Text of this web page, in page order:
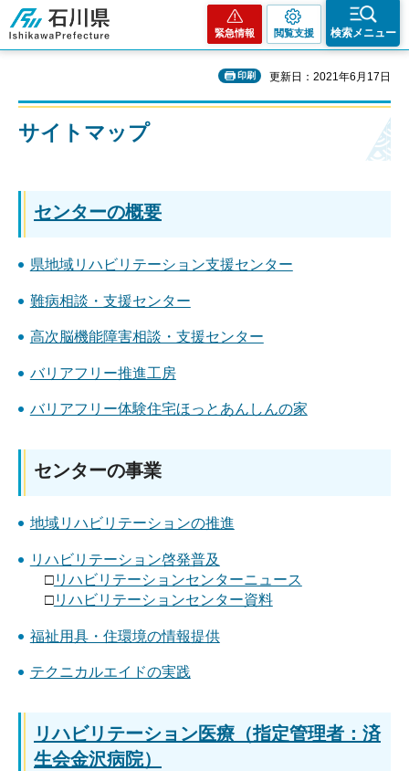
石川県
緊急情報 閲覧支援 検索メニュー
印刷 更新日：2021年6月17日
サイトマップ
センターの概要
県地域リハビリテーション支援センター
難病相談・支援センター
高次脳機能障害相談・支援センター
バリアフリー推進工房
バリアフリー体験住宅ほっとあんしんの家
センターの事業
地域リハビリテーションの推進
リハビリテーション啓発普及
□リハビリテーションセンターニュース
□リハビリテーションセンター資料
福祉用具・住環境の情報提供
テクニカルエイドの実践
リハビリテーション医療（指定管理者：済
生会金沢病院）